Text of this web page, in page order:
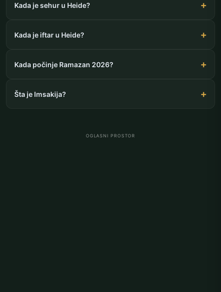
Kada je sehur u Heide?
Kada je iftar u Heide?
Kada počinje Ramazan 2026?
Šta je Imsakija?
OGLASNI PROSTOR